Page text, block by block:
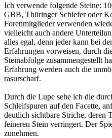
Ich verwende folgende Steine:
GBB, Thüringer Schiefer oder
Forenmitglieder verwenden
vielleicht auch andere
alles egal, denn jeder kann bei
Erfahrungen vorweisen, durch
Steinabfolge zusammengestellt
Erfahrung werden auch die
rasurscharf.
Durch die Lupe sehe ich die
Schleifspuren auf den Facette,
deutlich sichtbare Striche, deren
feineren Stein verringert. Der
zunehmen.